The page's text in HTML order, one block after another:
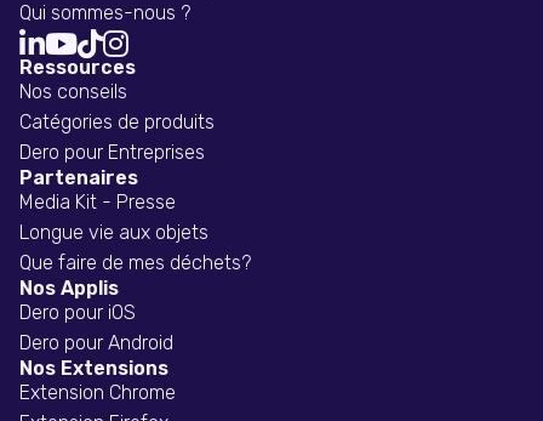
Qui sommes-nous ?

Ressources
Nos conseils
Catégories de produits
Dero pour Entreprises
Partenaires
Media Kit - Presse
Longue vie aux objets
Que faire de mes déchets?
Nos Applis
Dero pour iOS
Dero pour Android
Nos Extensions
Extension Chrome